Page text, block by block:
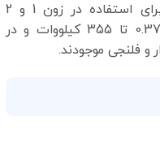
ایران عرضه می‌شوند که متناسب برای استفاده در زون 1 و 2
هستند. این الکتروموتورها از توان 0.37 تا 355 کیلووات و در